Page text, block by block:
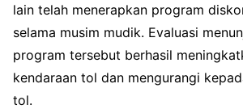
lain telah menerapkan program
selama musim mudik. Evaluasi
program tersebut berhasil
kendaraan tol dan mengurangi
tol.